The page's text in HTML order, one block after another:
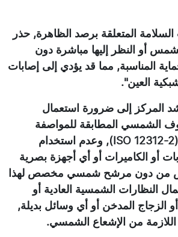
المتعلقة برصد الظاهرة, حذر
أو النظر إليها مباشرة دون
المناسبة, مما قد يؤدي إلى إصابات
العين".
المركز إلى ضرورة استعمال
الشمسي المطابقة للمواصفة
الدولية, وفق معيار (ISO 12312-2), وعدم استخدام
أو الكاميرات أو أي أجهزة بصرية
من دون مرشح شمسي مخصص لهذا
النظارات الشمسية العادية أو
الزجاج المدخن أو أي وسائل بديلة,
اللازمة من الإشعاع الشمسي.